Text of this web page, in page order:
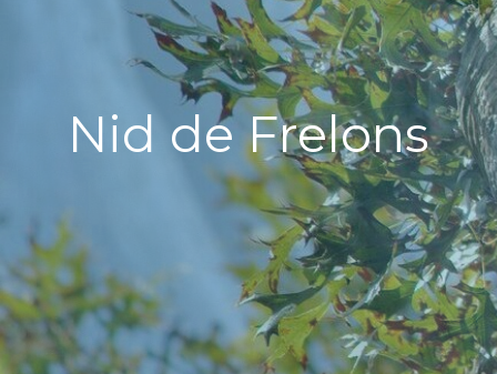
Nid de Frelons